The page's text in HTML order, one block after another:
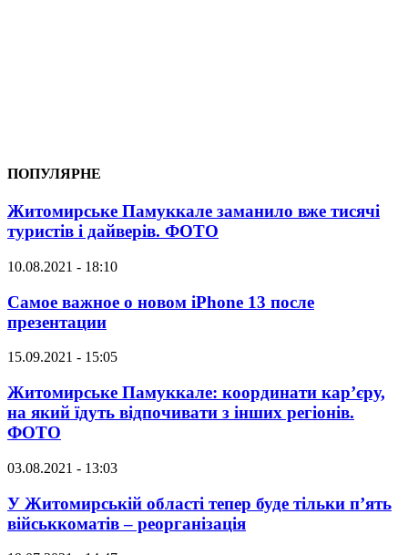
ПОПУЛЯРНЕ
Житомирське Памуккале заманило вже тисячі
туристів і дайверів. ФОТО
10.08.2021 - 18:10
Самое важное о новом iPhone 13 после
презентации
15.09.2021 - 15:05
Житомирське Памуккале: координати кар’єру,
на який їдуть відпочивати з інших регіонів.
ФОТО
03.08.2021 - 13:03
У Житомирській області тепер буде тільки п’ять
військкоматів – реорганізація